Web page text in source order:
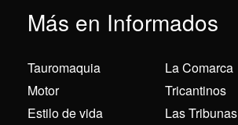
Más en Informados
Tauromaquia
Motor
Estilo de vida
La Comarca
Tricantinos
Las Tribunas